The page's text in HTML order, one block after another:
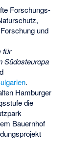
Forschungs-
und
für
Südosteuropa
.
Hamburger
die
Bauernhof